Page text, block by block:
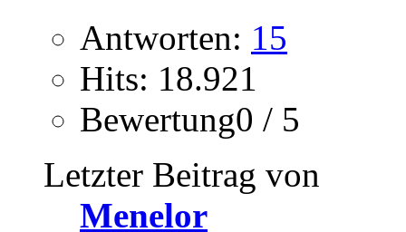
Antworten: 15
Hits: 18.921
Bewertung0 / 5
Letzter Beitrag von
Menelor